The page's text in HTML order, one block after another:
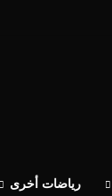
رياضات أخرى